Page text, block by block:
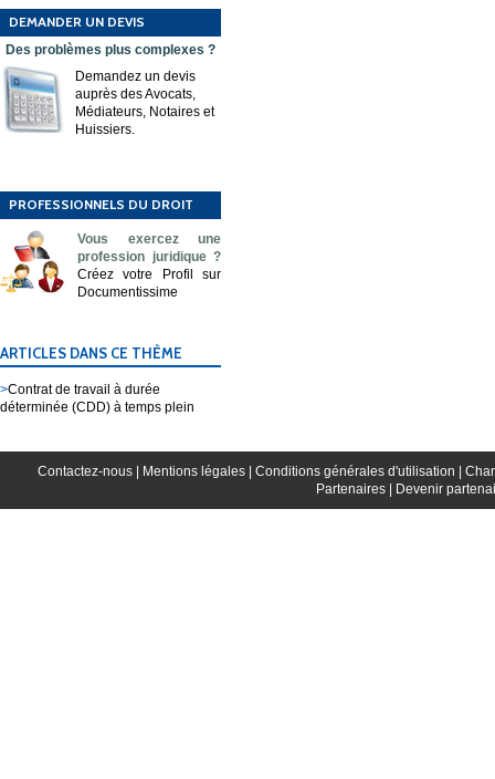
DEMANDER UN DEVIS
Des problèmes plus complexes ?
Demandez un devis
auprès des Avocats,
Médiateurs, Notaires et
Huissiers.
PROFESSIONNELS DU DROIT
Vous exercez une
profession juridique ?
Créez votre Profil sur
Documentissime
ARTICLES DANS CE THÈME
>Contrat de travail à durée
déterminée (CDD) à temps plein
Contactez-nous | Mentions légales | Conditions générales d'utilisation |
Partenaires |
Devenir